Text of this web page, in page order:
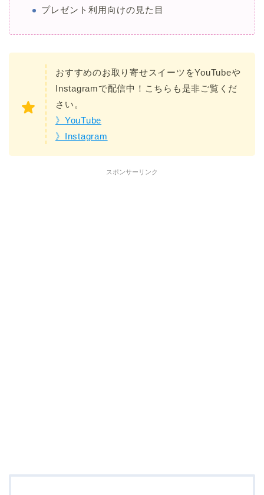
プレゼント利用向けの見た目
おすすめのお取り寄せスイーツをYouTubeや
Instagramで配信中！こちらも是非ご覧くだ
さい。
》YouTube
》Instagram
スポンサーリンク